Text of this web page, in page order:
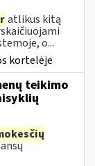
atlikus kitą
o...
kortelėje
teikimo